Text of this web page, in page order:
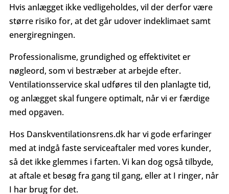
Hvis anlægget ikke vedligeholdes, vil der derfor være
større risiko for, at det går udover indeklimaet samt
energiregningen.
Professionalisme, grundighed og effektivitet er
nøgleord, som vi bestræber at arbejde efter.
Ventilationsservice skal udføres til den planlagte tid,
og anlægget skal fungere optimalt, når vi er færdige
med opgaven.
Hos Danskventilationsrens.dk har vi gode erfaringer
med at indgå faste serviceaftaler med vores kunder,
så det ikke glemmes i farten. Vi kan dog også tilbyde,
at aftale et besøg fra gang til gang, eller at I ringer, når
I har brug for det.